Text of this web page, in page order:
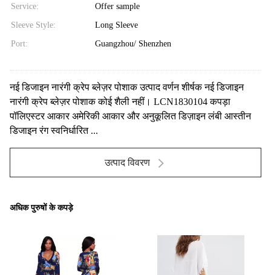
Service: Offer sample
Sleeve Style: Long Sleeve
Port: Guangzhou/ Shenzhen
नई डिजाइन नारंगी क्रेप ब्लेज़र पोशाक उत्पाद वर्णन शीर्षक नई डिजाइन
नारंगी क्रेप ब्लेज़र पोशाक कोई शैली नहीं। LCN1830104 कपड़ा
पॉलिएस्टर आकार अमेरिकी आकार और अनुकूलित डिज़ाइन लंबी आस्तीन
डिजाइन रंग स्वनिर्धारित ...
उत्पाद विवरण
अधिक पुरुषों के कपड़े